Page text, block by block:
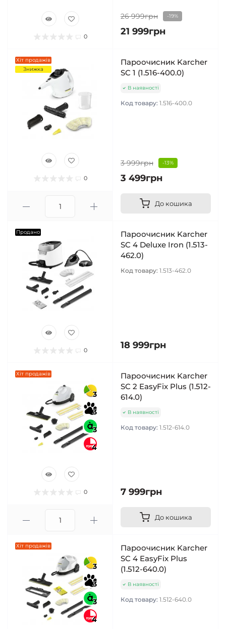
0
26 999грн -19%
21 999грн
Хіт продажів
Знижка
0
Пароочисник Karcher
SC 1 (1.516-400.0)
В наявності
Код товару: 1.516-400.0
3 999грн -13%
3 499грн
До кошика
Продано
0
Пароочисник Karcher
SC 4 Deluxe Iron (1.513-
462.0)
Код товару: 1.513-462.0
18 999грн
Хіт продажів
3
3
3
4
0
Пароочисник Karcher
SC 2 EasyFix Plus (1.512-
614.0)
В наявності
Код товару: 1.512-614.0
7 999грн
До кошика
Хіт продажів
3
3
3
4
Пароочисник Karcher
SC 4 EasyFix Plus
(1.512-640.0)
В наявності
Код товару: 1.512-640.0